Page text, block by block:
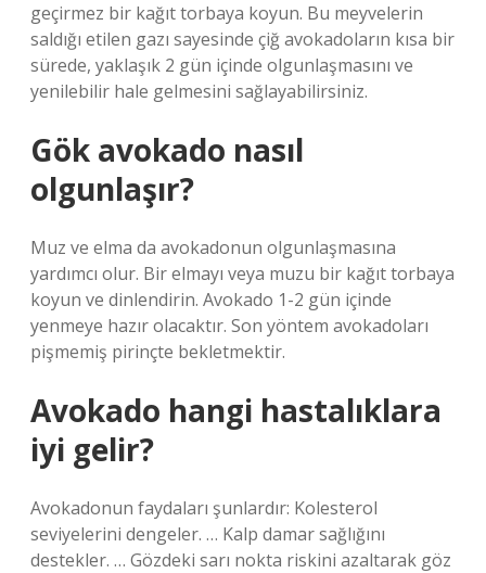
geçirmez bir kağıt torbaya koyun. Bu meyvelerin
saldığı etilen gazı sayesinde çiğ avokadoların kısa bir
sürede, yaklaşık 2 gün içinde olgunlaşmasını ve
yenilebilir hale gelmesini sağlayabilirsiniz.
Gök avokado nasıl
olgunlaşır?
Muz ve elma da avokadonun olgunlaşmasına
yardımcı olur. Bir elmayı veya muzu bir kağıt torbaya
koyun ve dinlendirin. Avokado 1-2 gün içinde
yenmeye hazır olacaktır. Son yöntem avokadoları
pişmemiş pirinçte bekletmektir.
Avokado hangi hastalıklara
iyi gelir?
Avokadonun faydaları şunlardır: Kolesterol
seviyelerini dengeler. … Kalp damar sağlığını
destekler. … Gözdeki sarı nokta riskini azaltarak göz